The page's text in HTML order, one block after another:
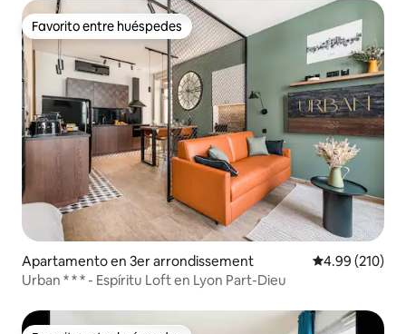
Favorito entre huéspedes
Favorito entre huéspedes
Apartamento en 3er arrondissement Calificación
4.99 (210)
Urban * * * - Espíritu Loft en Lyon Part-Dieu